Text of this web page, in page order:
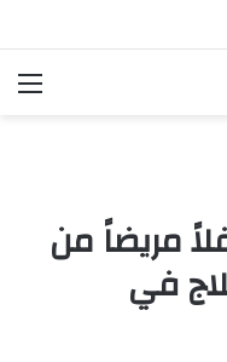
يستقبل 20 طفلاً مريضاً من
في